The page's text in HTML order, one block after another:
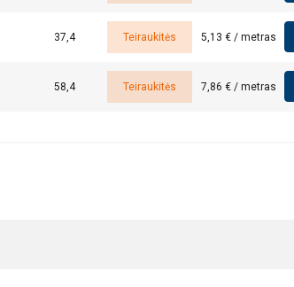
37,4 Teiraukitės 5,13 € / metras
58,4 Teiraukitės 7,86 € / metras